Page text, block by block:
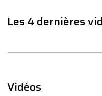
Les 4 dernières
Vidéos